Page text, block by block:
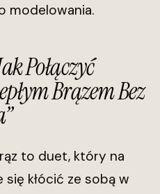
modelowania.
Połączyć
Brązem Bez
to duet, który na
kłócić ze sobą w